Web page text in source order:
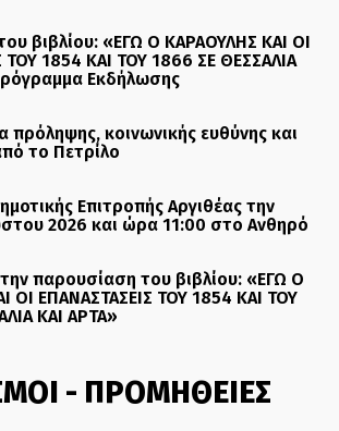
βιβλίου: «ΕΓΩ Ο ΚΑΡΑΟΥΛΗΣ ΚΑΙ ΟΙ
ΤΟΥ 1854 ΚΑΙ ΤΟΥ 1866 ΣΕ ΘΕΣΣΑΛΙΑ
Εκδήλωσης
πρόληψης, κοινωνικής ευθύνης και
το Πετρίλο
Επιτροπής Αργιθέας την
2026 και ώρα 11:00 στο Ανθηρό
παρουσίαση του βιβλίου: «ΕΓΩ Ο
ΟΙ ΕΠΑΝΑΣΤΑΣΕΙΣ ΤΟΥ 1854 ΚΑΙ ΤΟΥ
ΚΑΙ ΑΡΤΑ»
- ΠΡΟΜΗΘΕΙΕΣ